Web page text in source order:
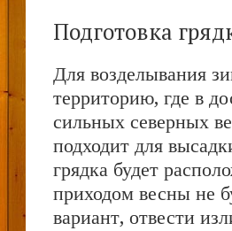
Подготовка
Для возделывания
территорию, где в
сильных северных
подходит для
грядка будет
приходом весны не
вариант, отвести